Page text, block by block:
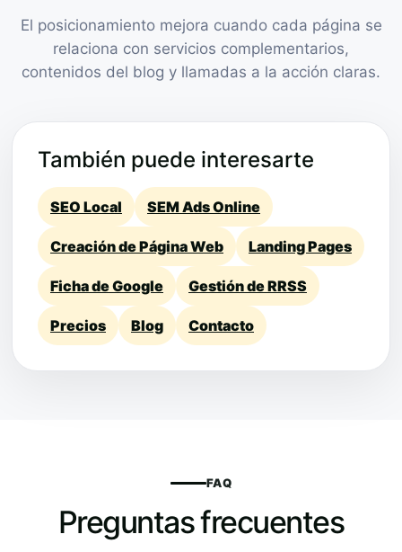
El posicionamiento mejora cuando cada página se
relaciona con servicios complementarios,
contenidos del blog y llamadas a la acción claras.
También puede interesarte
SEO Local SEM Ads Online
Creación de Página Web Landing Pages
Ficha de Google Gestión de RRSS
Precios Blog Contacto
FAQ
Preguntas frecuentes